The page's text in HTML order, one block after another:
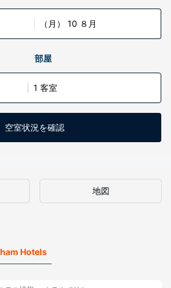
（月） 10 ８月
部屋
1 客室
空室状況を確認
地図
Hotels